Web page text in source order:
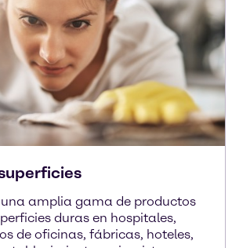
amplia gama de productos
duras en hospitales,
de oficinas, fábricas, hoteles,